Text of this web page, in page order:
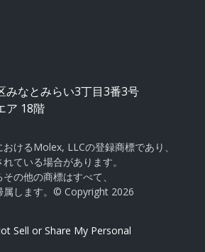
みなとみらい3丁目3番3号
ア 18階
けるMolex, LLCの登録商標であり、
ている場合があります。
の他の商標はすべて、
属します。© Copyright 2026
Sell or Share My Personal